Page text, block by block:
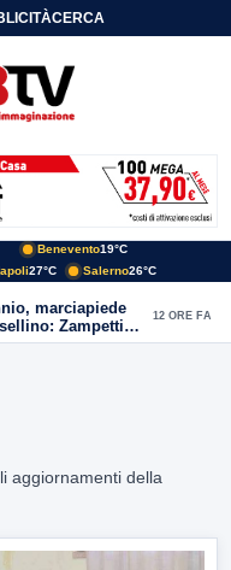
CERCA
Benevento19°C
27°C Salerno26°C
marciapiede
Zampetti e
polemiche
12 ORE FA
aggiornamenti della